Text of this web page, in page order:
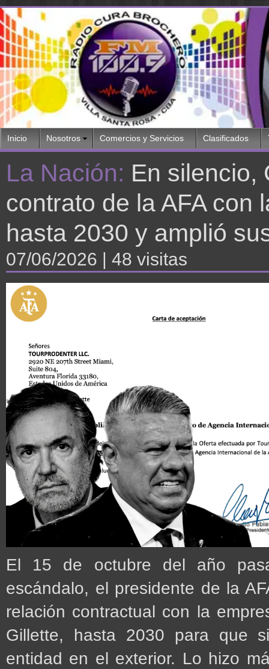
Inicio Nosotros Comercios y Servicios Clasificados
La Nación: En silencio,
contrato de la AFA con
hasta 2030 y amplió
07/06/2026 | 48 visitas
El 15 de octubre del año
escándalo, el presidente de la
relación contractual con la
Gillette, hasta 2030 para que
entidad en el exterior. Lo hizo